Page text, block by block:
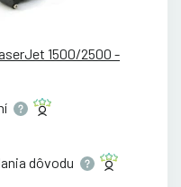
1500/2500 -
dôvodu